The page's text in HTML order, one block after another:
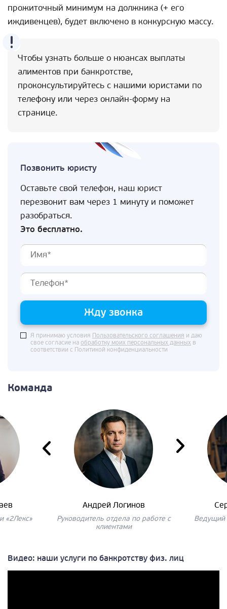
прожиточный минимум на должника (+ его
иждивенцев), будет включено в конкурсную массу.
Чтобы узнать больше о нюансах выплаты
алиментов при банкротстве,
проконсультируйтесь с нашими юристами по
телефону или через онлайн-форму на
странице.
Позвонить юристу
Оставьте свой телефон, наш юрист
перезвонит вам через 1 минуту и поможет
разобраться.
Это бесплатно.
Жду звонка
Я принимаю условия Пользовательского соглашения и даю
свое согласие на обработку моих персональных данных в
соответствии с Политикой конфиденциальности
Команда
«2Лекс»
Андрей Логинов
Руководитель отдела по работе с
клиентами
Ведущий
Видео: наши услуги по банкротству физ. лиц